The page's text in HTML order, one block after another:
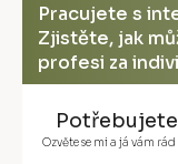
Pracujete s
Zjistěte, jak
profesi za
Ozvěte se mi a já vám